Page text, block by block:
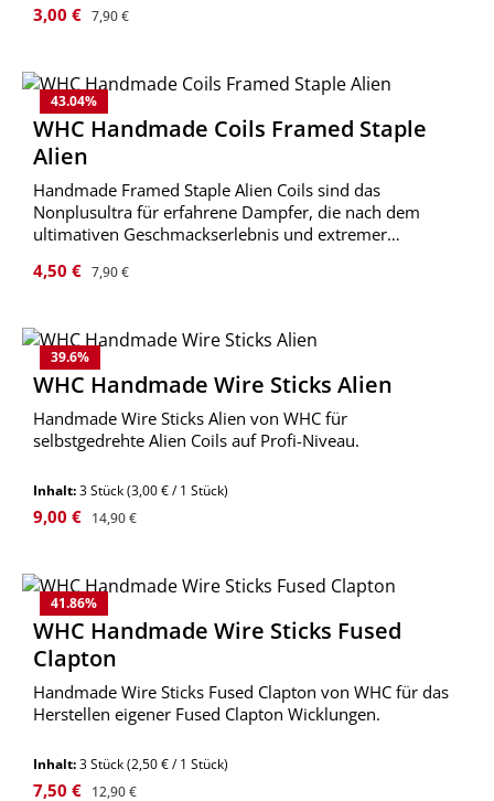
Verkaufspreis:
3,00 € Regulärer Preis:
7,90 €
43.04%
WHC Handmade Coils Framed Staple
Alien
Handmade Framed Staple Alien Coils sind das
Nonplusultra für erfahrene Dampfer, die nach dem
ultimativen Geschmackserlebnis und extremer
Verkaufspreis:
4,50 € Regulärer Preis:
7,90 €
39.6%
WHC Handmade Wire Sticks Alien
Handmade Wire Sticks Alien von WHC für
selbstgedrehte Alien Coils auf Profi-Niveau.
Inhalt:3 Stück(3,00 € / 1 Stück)
Verkaufspreis:
9,00 € Regulärer Preis:
14,90 €
41.86%
WHC Handmade Wire Sticks Fused
Clapton
Handmade Wire Sticks Fused Clapton von WHC für das
Herstellen eigener Fused Clapton Wicklungen.
Inhalt:3 Stück(2,50 € / 1 Stück)
Verkaufspreis:
7,50 € Regulärer Preis:
12,90 €